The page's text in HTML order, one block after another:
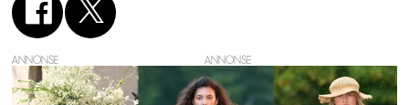
ANNONSE